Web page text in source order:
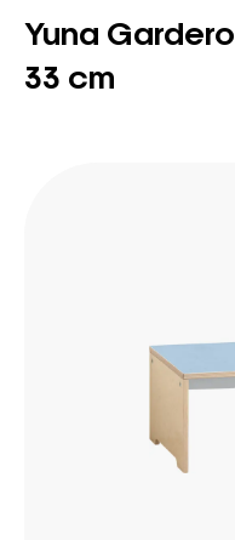
Yuna
33 cm